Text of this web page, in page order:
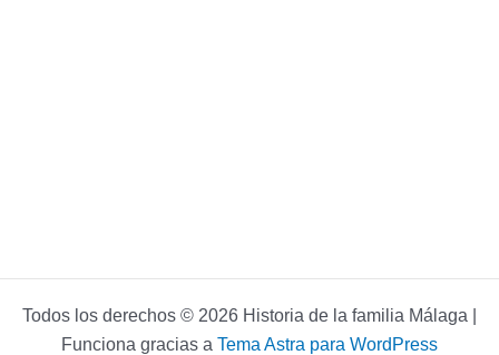
Todos los derechos © 2026 Historia de la familia Málaga |
Funciona gracias a Tema Astra para WordPress